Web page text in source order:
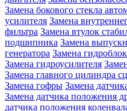
Замена бокового стекла
усилителя Замена
фильтра Замена втулок
подшипника Замена
генератора Замена
Замена гидроусилителя
Замена главного цилиндра
Замена гофры Замена
Замена датчика положения
датчика положения